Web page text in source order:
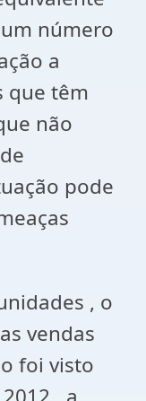
número
a
que têm
não
pode
, o
vendas
foi visto